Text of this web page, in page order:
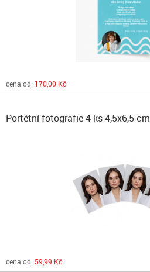
cena od: 170,00 Kč
Portétní fotografie 4 ks 4,5x6,5 cm
cena od: 59,99 Kč